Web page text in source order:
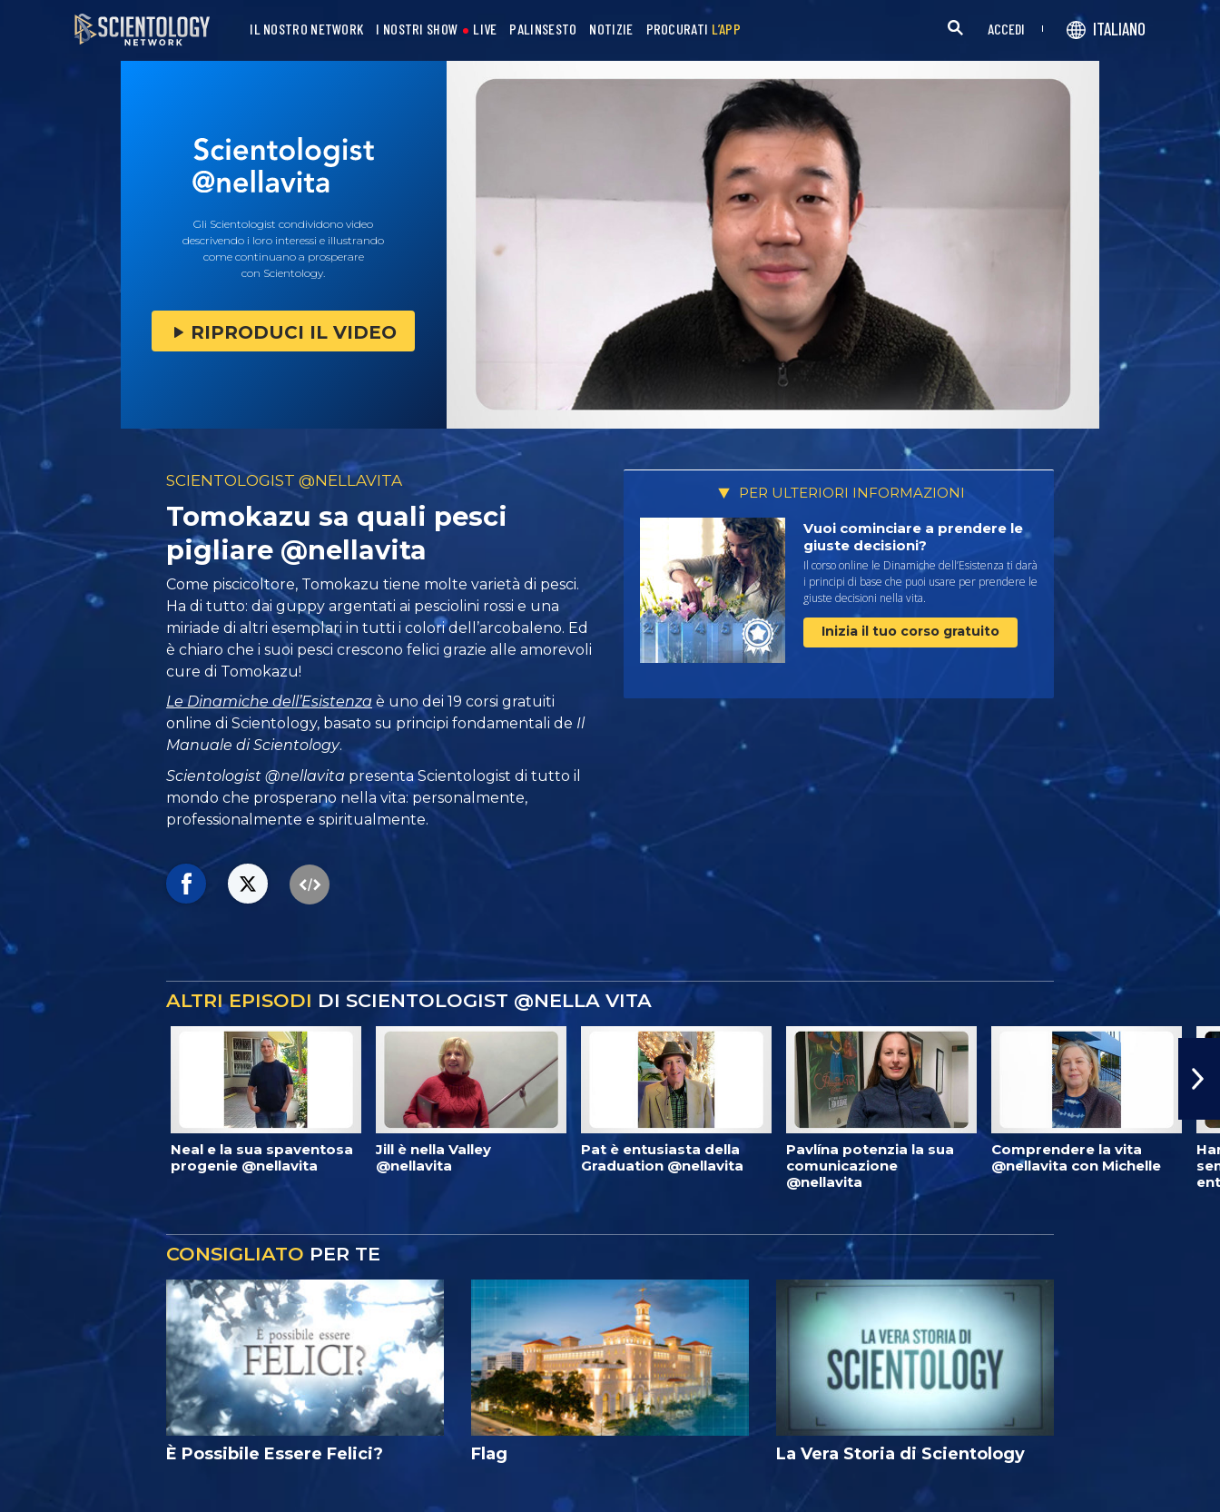
IL NOSTRO NETWORK I NOSTRI SHOW LIVE PALINSESTO NOTIZIE PROCURATI L’APP ACCEDI ITALIANO
Gli Scientologist condividono video
descrivendo i loro interessi e illustrando
come continuano a prosperare
con Scientology.
RIPRODUCI IL VIDEO
SCIENTOLOGIST @NELLAVITA
Tomokazu sa quali pesci
pigliare @nellavita
Come piscicoltore, Tomokazu tiene molte varietà di pesci.
Ha di tutto: dai guppy argentati ai pesciolini rossi e una
miriade di altri esemplari in tutti i colori dell’arcobaleno. Ed
è chiaro che i suoi pesci crescono felici grazie alle amorevoli
cure di Tomokazu!
Le Dinamiche dell’Esistenza è uno dei 19 corsi gratuiti
online di Scientology, basato su principi fondamentali de Il
Manuale di Scientology.
Scientologist @nellavita presenta Scientologist di tutto il
mondo che prosperano nella vita: personalmente,
professionalmente e spiritualmente.
PER ULTERIORI INFORMAZIONI
Vuoi cominciare a prendere le
giuste decisioni?
Il corso online le Dinamiche dell’Esistenza ti darà
i principi di base che puoi usare per prendere le
giuste decisioni nella vita.
Inizia il tuo corso gratuito
ALTRI EPISODI DI SCIENTOLOGIST @NELLA VITA
Neal e la sua spaventosa
progenie @nellavita
Jill è nella Valley
@nellavita
Pat è entusiasta della
Graduation @nellavita
Pavlína potenzia la sua
comunicazione
@nellavita
Comprendere la vita
@nellavita con Michelle
CONSIGLIATO PER TE
È Possibile Essere Felici? Flag La Vera Storia di Scientology